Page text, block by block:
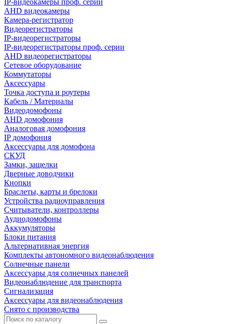
IP-видеокамеры проф. серии
AHD видеокамеры
Камера-регистратор
Видеорегистраторы
IP-видеорегистраторы
IP-видеорегистраторы проф. серии
AHD видеорегистраторы
Сетевое оборудование
Коммутаторы
Аксессуары
Точка доступа и роутеры
Кабель / Материалы
Видеодомофоны
AHD домофония
Аналоговая домофония
IP домофония
Аксессуары для домофона
СКУД
Замки, защелки
Дверные доводчики
Кнопки
Браслеты, карты и брелоки
Устройства радиоуправления
Считыватели, контроллеры
Аудиодомофоны
Аккумуляторы
Блоки питания
Альтернативная энергия
Комплекты автономного видеонаблюдения
Солнечные панели
Аксессуары для солнечных панелей
Видеонаблюдение для транспорта
Сигнализация
Аксессуары для видеонаблюдения
Снято с производства